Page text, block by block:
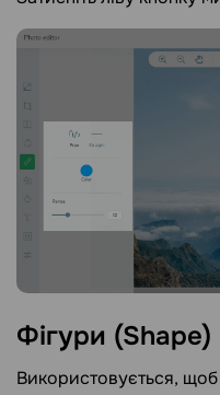
Фігури (Shape)
Використовується,